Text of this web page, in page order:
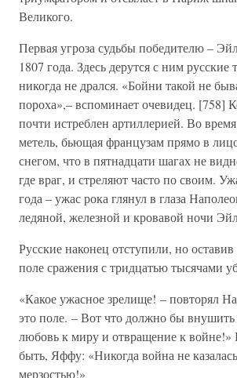
Великого.
Первая угроза судьбы победителю –
1807 года. Здесь дерутся с ним русские
никогда не дрался. «Бойни такой не
пороха»,– вспоминает очевидец. [758]
почти истреблен артиллерией. Во
метель, бьющая французам прямо в
снегом, что в пятнадцати шагах не
где враг, и стреляют часто по своим.
года – ужас рока глянул в глаза
ледяной, железной и кровавой ночи
Русские наконец отступили, но оставив
поле сражения с тридцатью тысячами
«Какое ужасное зрелище! – повторял
это поле. – Вот что должно бы внушить
любовь к миру и отвращение к
быть, Яффу: «Никогда война не
мерзостью!»